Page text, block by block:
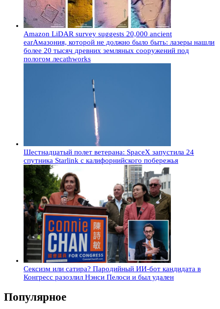
Amazon LiDAR survey suggests 20,000 ancient
earАмазония, которой не должно было быть: лазеры нашли
более 20 тысяч древних земляных сооружений под
пологом лесаthworks
Шестнадцатый полет ветерана: SpaceX запустила 24
спутника Starlink с калифорнийского побережья
Сексизм или сатира? Пародийный ИИ-бот кандидата в
Конгресс разозлил Нэнси Пелоси и был удален
Популярное